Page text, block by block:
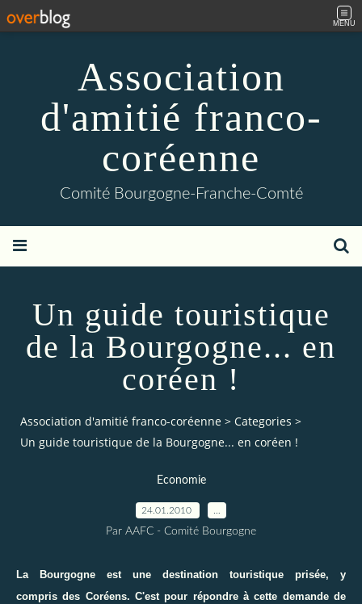
MENU
Association
d'amitié franco-
coréenne
Comité Bourgogne-Franche-Comté
Un guide touristique
de la Bourgogne... en
coréen !
Association d'amitié franco-coréenne > Categories >
Un guide touristique de la Bourgogne... en coréen !
Economie
24.01.2010
Par AAFC - Comité Bourgogne
La Bourgogne est une destination touristique prisée, y
compris des Coréens. C'est pour répondre à cette demande de